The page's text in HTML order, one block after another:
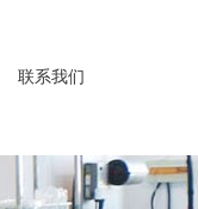
联系我们